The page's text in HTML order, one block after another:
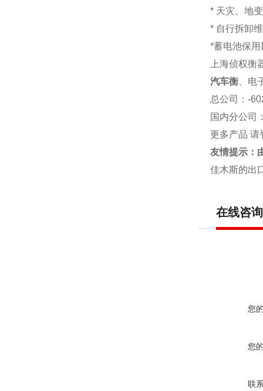
* 天灾、地
* 自行拆卸
*蓄电池保用
上海侦权
汽车衡 、
总公司
：-
国内分公司
更多产品 请
友情提示：
佳木斯的出
在线咨询
您
您
联